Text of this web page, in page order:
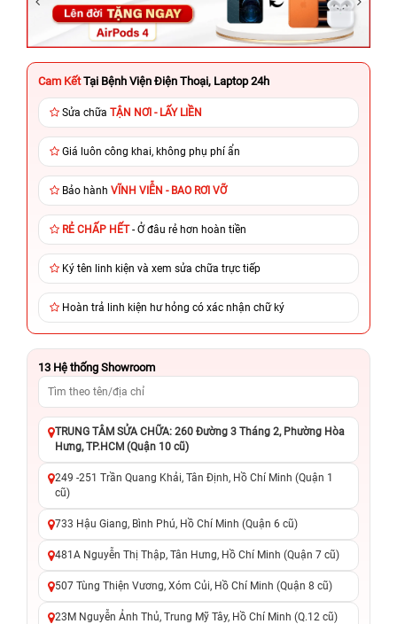
Cam Kết Tại Bệnh Viện Điện Thoại, Laptop 24h
Sửa chữa TẬN NƠI - LẤY LIỀN
Giá luôn công khai, không phụ phí ẩn
Bảo hành VĨNH VIỄN - BAO RƠI VỠ
RẺ CHẤP HẾT- Ở đâu rẻ hơn hoàn tiền
Ký tên linh kiện và xem sửa chữa trực tiếp
Hoàn trả linh kiện hư hỏng có xác nhận chữ ký
13 Hệ thống Showroom
TRUNG TÂM SỬA CHỮA: 260 Đường 3 Tháng 2, Phường Hòa
Hưng, TP.HCM (Quận 10 cũ)
249 -251 Trần Quang Khải, Tân Định, Hồ Chí Minh (Quận 1
cũ)
733 Hậu Giang, Bình Phú, Hồ Chí Minh (Quận 6 cũ)
481A Nguyễn Thị Thập, Tân Hưng, Hồ Chí Minh (Quận 7 cũ)
507 Tùng Thiện Vương, Xóm Củi, Hồ Chí Minh (Quận 8 cũ)
23M Nguyễn Ảnh Thủ, Trung Mỹ Tây, Hồ Chí Minh (Q.12 cũ)